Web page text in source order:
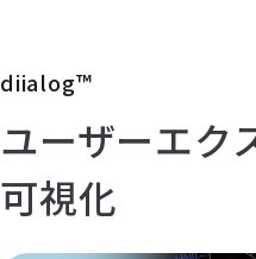
diialog™
ユーザーエク
可視化